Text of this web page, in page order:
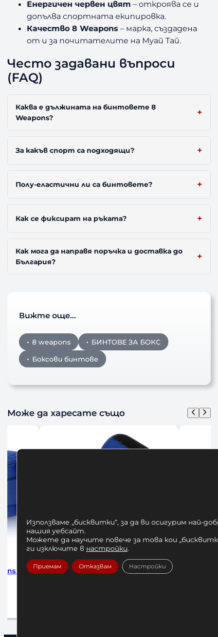
Енергичен червен цвят – откроява се и
допълва спортната екипировка.
Качество 8 Weapons – марка, създадена
от и за почитателите на Муай Тай.
Често задавани въпроси
(FAQ)
Каква е дължината на бинтовете 8
Weapons?
За какъв спорт са подходящи?
Полу-еластични ли са бинтовете?
Как се фиксират на ръката?
Как мога да направя поръчка и доставка до
България?
Вижте още…
8 weapons
БИНТОВЕ ЗА БОКС
Боксови бинтове
Може да харесате също
255см Бинтове за Бокс Adidas Pink 255 см
Използваме „бисквитки“, за да ви осигурим най-
нашия уебсайт.
Можете да научите повече за това кои
ги изключите в настройки.
Приемам Отказвам Настройки